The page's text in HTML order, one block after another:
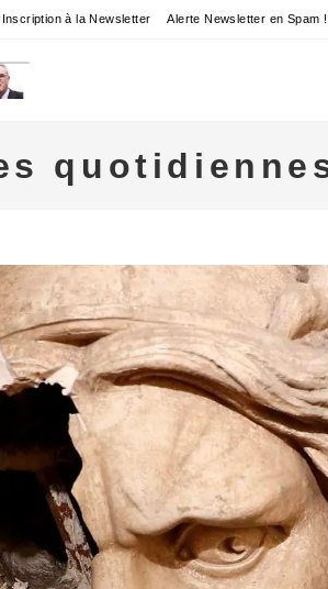
Inscription à la Newsletter Alerte Newsletter en Spam !